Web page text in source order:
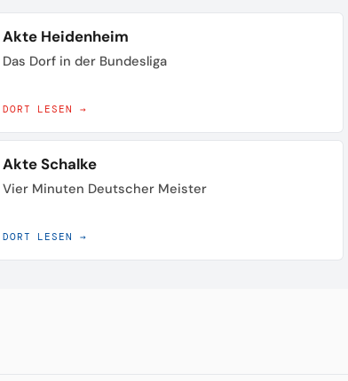
Akte Heidenheim
Das Dorf in der Bundesliga
DORT LESEN →
Akte Schalke
Vier Minuten Deutscher Meister
DORT LESEN →